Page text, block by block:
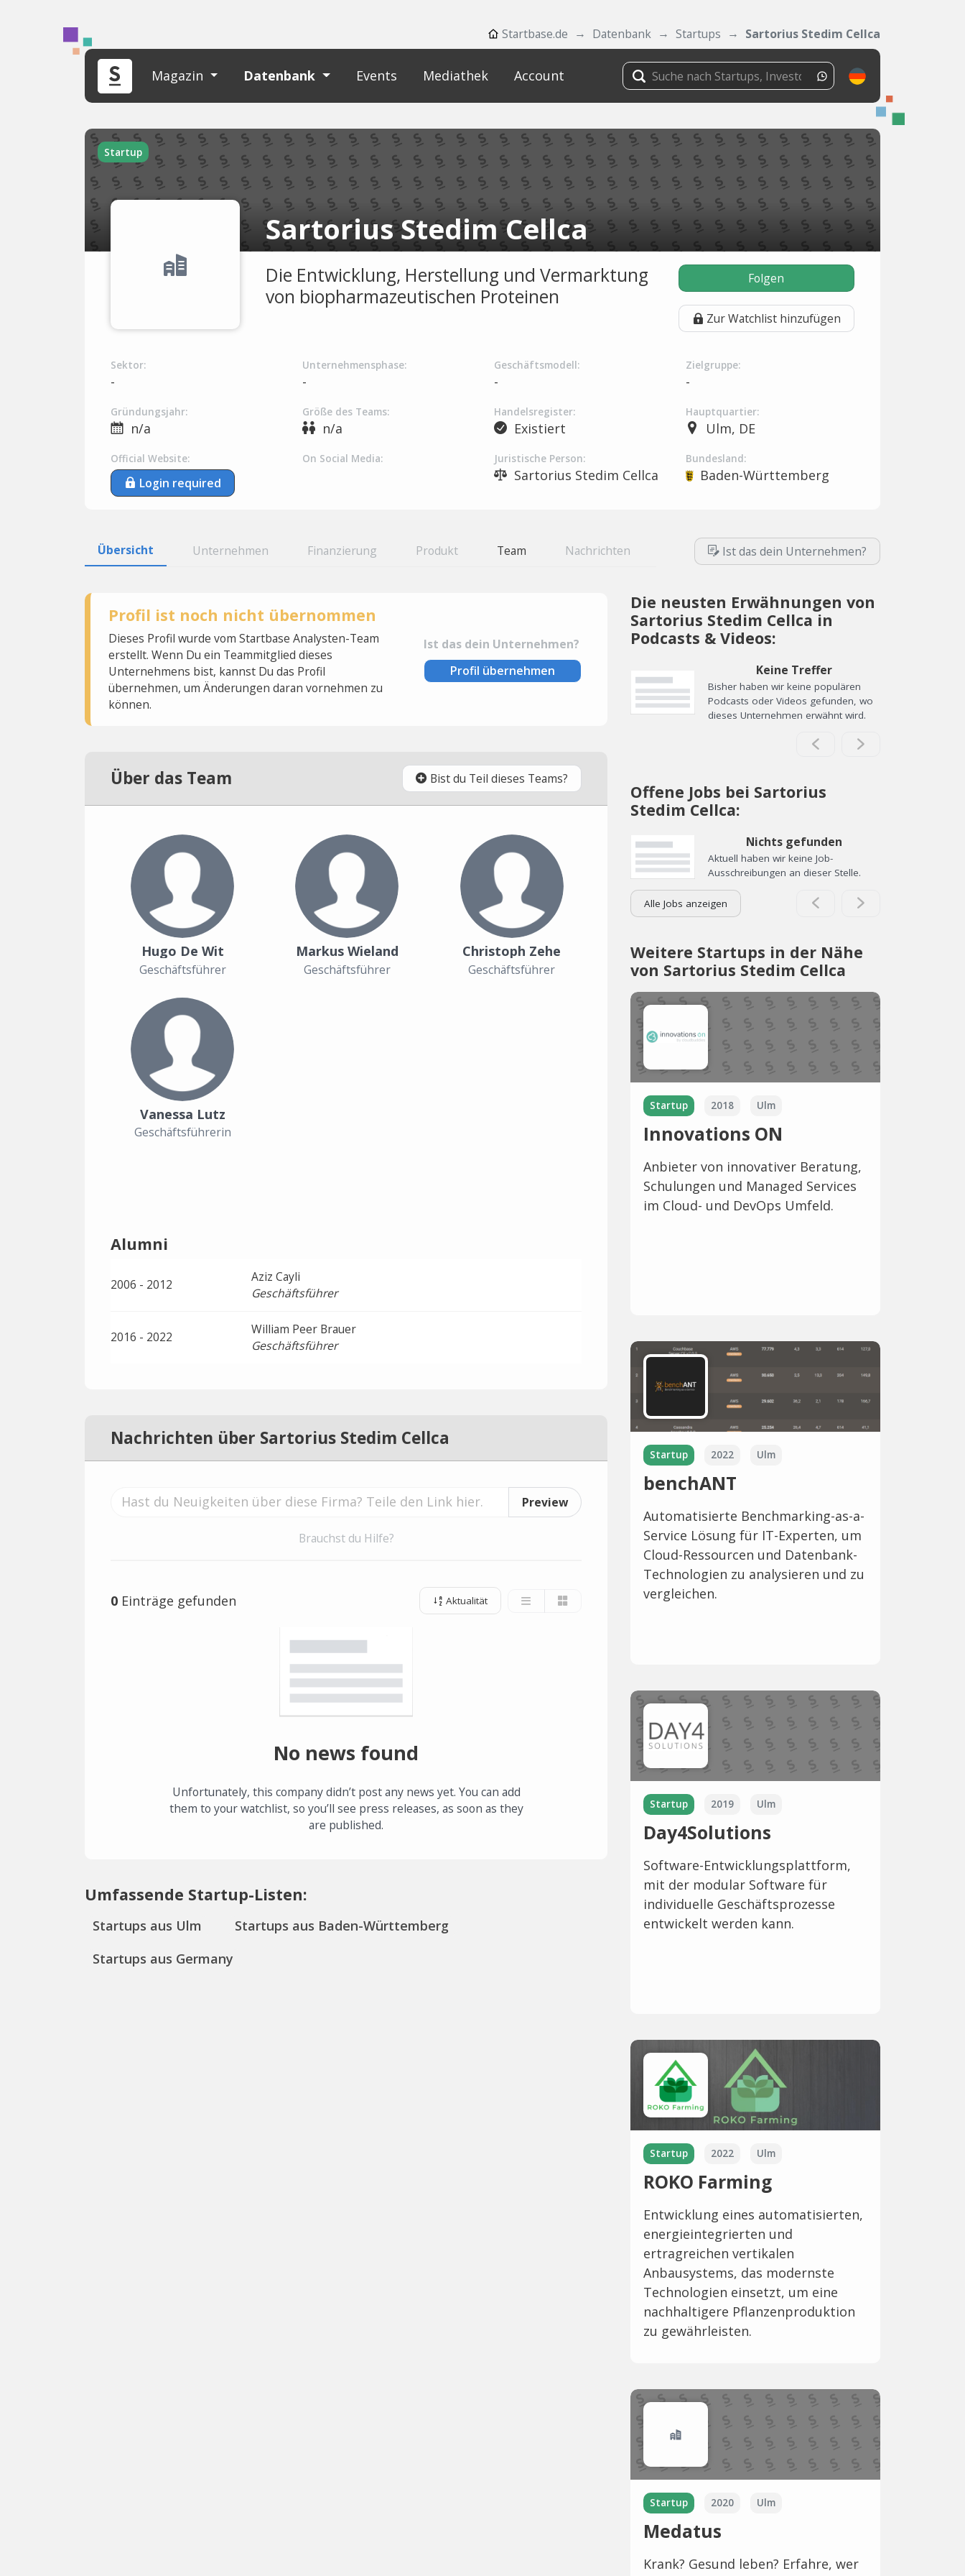
Startbase.de Datenbank Startups Sartorius Stedim Cellca
Magazin Datenbank Events Mediathek Account
Startup
Sartorius Stedim Cellca
Die Entwicklung, Herstellung und Vermarktung
von biopharmazeutischen Proteinen
Folgen
Zur Watchlist hinzufügen
Sektor:
-
Unternehmensphase:
-
Geschäftsmodell:
-
Zielgruppe:
-
Gründungsjahr:
n/a
Größe des Teams:
n/a
Handelsregister:
Existiert
Hauptquartier:
Ulm, DE
Official Website:
Login required
On Social Media: Juristische Person:
Sartorius Stedim Cellca
Bundesland:
Baden-Württemberg
Übersicht Unternehmen Finanzierung Produkt Team Nachrichten Ist das dein Unternehmen?
Profil ist noch nicht übernommen
Dieses Profil wurde vom Startbase Analysten-Team
erstellt. Wenn Du ein Teammitglied dieses
Unternehmens bist, kannst Du das Profil
übernehmen, um Änderungen daran vornehmen zu
können.
Ist das dein Unternehmen?
Profil übernehmen
Über das Team Bist du Teil dieses Teams?
Hugo De Wit
Geschäftsführer
Markus Wieland
Geschäftsführer
Christoph Zehe
Geschäftsführer
Vanessa Lutz
Geschäftsführerin
Alumni
2006 - 2012
Aziz Cayli
Geschäftsführer
2016 - 2022
William Peer Brauer
Geschäftsführer
Nachrichten über Sartorius Stedim Cellca
Preview
Brauchst du Hilfe?
0 Einträge gefunden Aktualität
No news found
Unfortunately, this company didn’t post any news yet. You can add
them to your watchlist, so you’ll see press releases, as soon as they
are published.
Umfassende Startup-Listen:
Startups aus Ulm
Startups aus Baden-Württemberg
Startups aus Germany
Die neusten Erwähnungen von
Sartorius Stedim Cellca in
Podcasts & Videos:
Keine Treffer
Bisher haben wir keine populären
Podcasts oder Videos gefunden, wo
dieses Unternehmen erwähnt wird.
Offene Jobs bei Sartorius
Stedim Cellca:
Nichts gefunden
Aktuell haben wir keine Job-
Ausschreibungen an dieser Stelle.
Alle Jobs anzeigen
Weitere Startups in der Nähe
von Sartorius Stedim Cellca
Startup 2018 Ulm
Innovations ON
Anbieter von innovativer Beratung,
Schulungen und Managed Services
im Cloud- und DevOps Umfeld.
Startup 2022 Ulm
benchANT
Automatisierte Benchmarking-as-a-
Service Lösung für IT-Experten, um
Cloud-Ressourcen und Datenbank-
Technologien zu analysieren und zu
vergleichen.
Startup 2019 Ulm
Day4Solutions
Software-Entwicklungsplattform,
mit der modular Software für
individuelle Geschäftsprozesse
entwickelt werden kann.
Startup 2022 Ulm
ROKO Farming
Entwicklung eines automatisierten,
energieintegrierten und
ertragreichen vertikalen
Anbausystems, das modernste
Technologien einsetzt, um eine
nachhaltigere Pflanzenproduktion
zu gewährleisten.
Startup 2020 Ulm
Medatus
Krank? Gesund leben? Erfahre, wer